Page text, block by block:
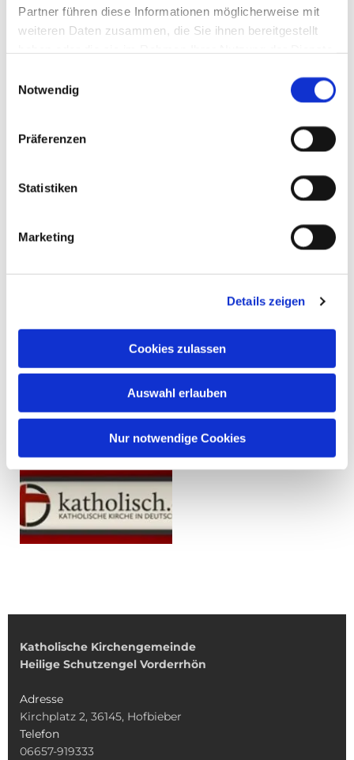
Partner führen diese Informationen möglicherweise mit
weiteren Daten zusammen, die Sie ihnen bereitgestellt
Notwendig
Präferenzen
Statistiken
Marketing
Details zeigen
Cookies zulassen
Auswahl erlauben
Nur notwendige Cookies
Katholische Kirchengemeinde
Heilige Schutzengel Vorderrhön
Adresse
Kirchplatz 2, 36145, Hofbieber
Telefon
06657-919333